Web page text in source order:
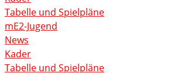
Tabelle und Spielpläne
mE2-Jugend
News
Kader
Tabelle und Spielpläne